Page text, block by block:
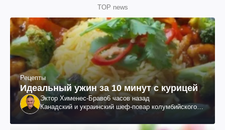
TOP news
Рецепты
Идеальный ужин за 10 минут с курицей
Эктор Хименес-Браво6 часов назад
Канадский и украинский шеф-повар колумбийского